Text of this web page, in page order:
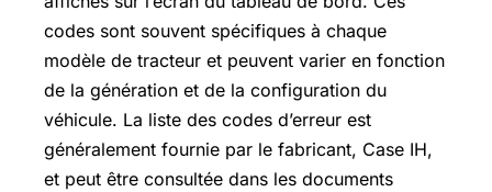
codes sont souvent spécifiques à chaque
modèle de tracteur et peuvent varier en fonction
de la génération et de la configuration du
véhicule. La liste des codes d’erreur est
généralement fournie par le fabricant, Case IH,
et peut être consultée dans les documents